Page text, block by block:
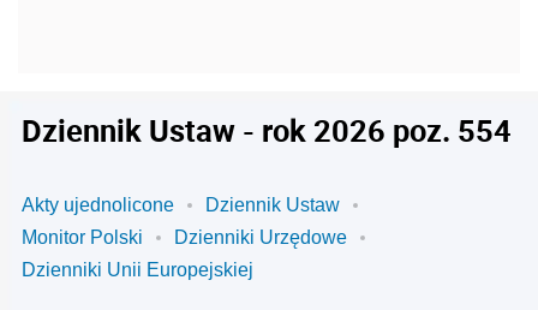
Dziennik Ustaw - rok 2026 poz. 554
Akty ujednolicone
Dziennik Ustaw
Monitor Polski
Dzienniki Urzędowe
Dzienniki Unii Europejskiej